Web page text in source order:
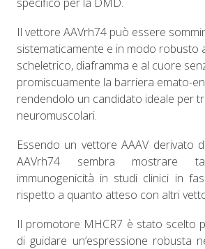
Il vettore AAVrh74 può essere
sistematicamente e in modo robusto
scheletrico, diaframma e al cuore
promiscuamente la barriera emato-
rendendolo un candidato ideale per
neuromuscolari.
Essendo un vettore AAAV derivato
AAVrh74 sembra mostrare
immunogenicità in studi clinici in
rispetto a quanto atteso con altri
Il promotore MHCR7 è stato scelto
di guidare un’espressione robusta